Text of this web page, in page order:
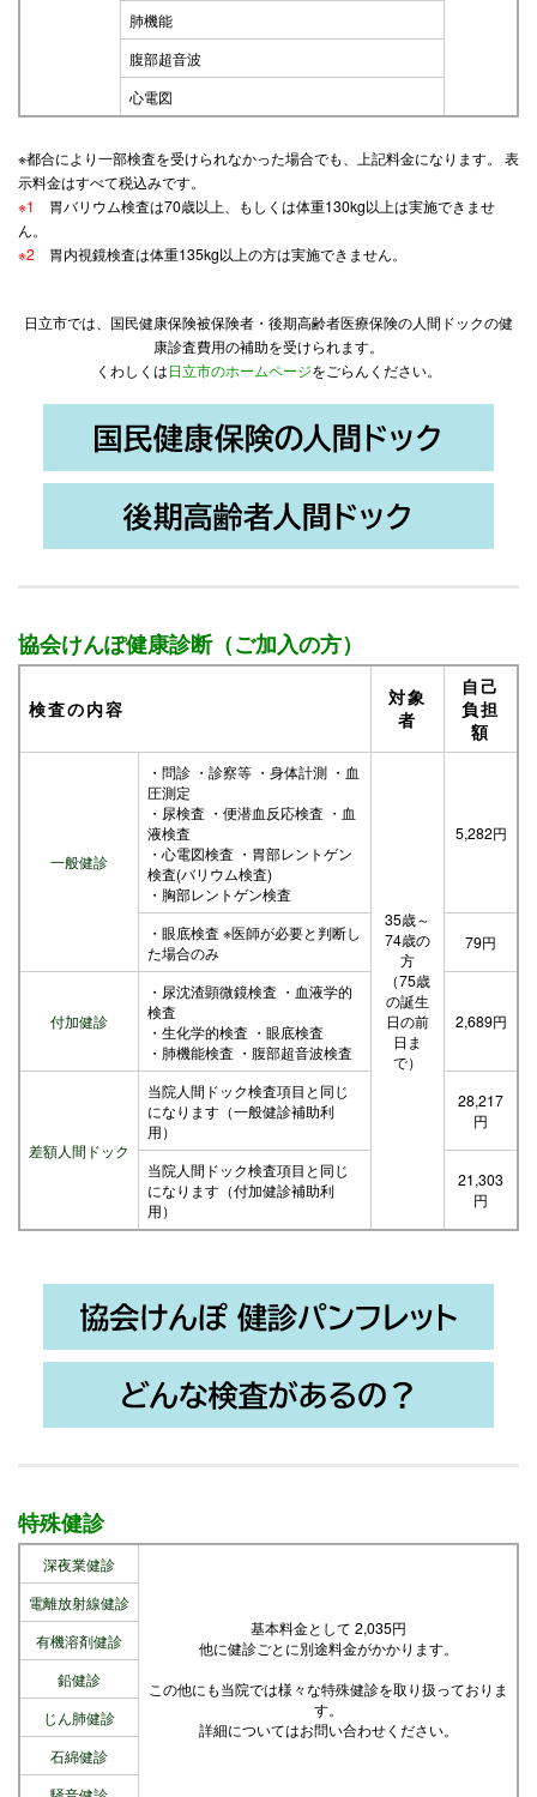
肺機能
腹部超音波
心電図
※都合により一部検査を受けられなかった場合でも、上記料金になります。 表
示料金はすべて税込みです。
※1
胃バリウム検査は70歳以上、もしくは体重130kg以上は実施できませ
ん。
※2 胃内視鏡検査は体重135kg以上の方は実施できません。
日立市では、国民健康保険被保険者・後期高齢者医療保険の人間ドックの健
康診査費用の補助を受けられます。
くわしくは日立市のホームページをごらんください。
協会けんぽ健康診断（ご加入の方）
検査の内容
対象
者
自己
負担
額
一般健診
・問診 ・診察等 ・身体計測 ・血
圧測定
・尿検査 ・便潜血反応検査 ・血
液検査
・心電図検査 ・胃部レントゲン
検査(バリウム検査)
・胸部レントゲン検査
35歳～
74歳の
方
（75歳
の誕生
日の前
日ま
で）
5,282円
・眼底検査 ※医師が必要と判断し
た場合のみ
79円
付加健診
・尿沈渣顕微鏡検査 ・血液学的
検査
・生化学的検査 ・眼底検査
・肺機能検査 ・腹部超音波検査
2,689円
差額人間ドック
当院人間ドック検査項目と同じ
になります（一般健診補助利
用）
28,217
円
当院人間ドック検査項目と同じ
になります（付加健診補助利
用）
21,303
円
特殊健診
深夜業健診
基本料金として 2,035円
他に健診ごとに別途料金がかかります。
この他にも当院では様々な特殊健診を取り扱っておりま
す。
詳細についてはお問い合わせください。
電離放射線健診
有機溶剤健診
鉛健診
じん肺健診
石綿健診